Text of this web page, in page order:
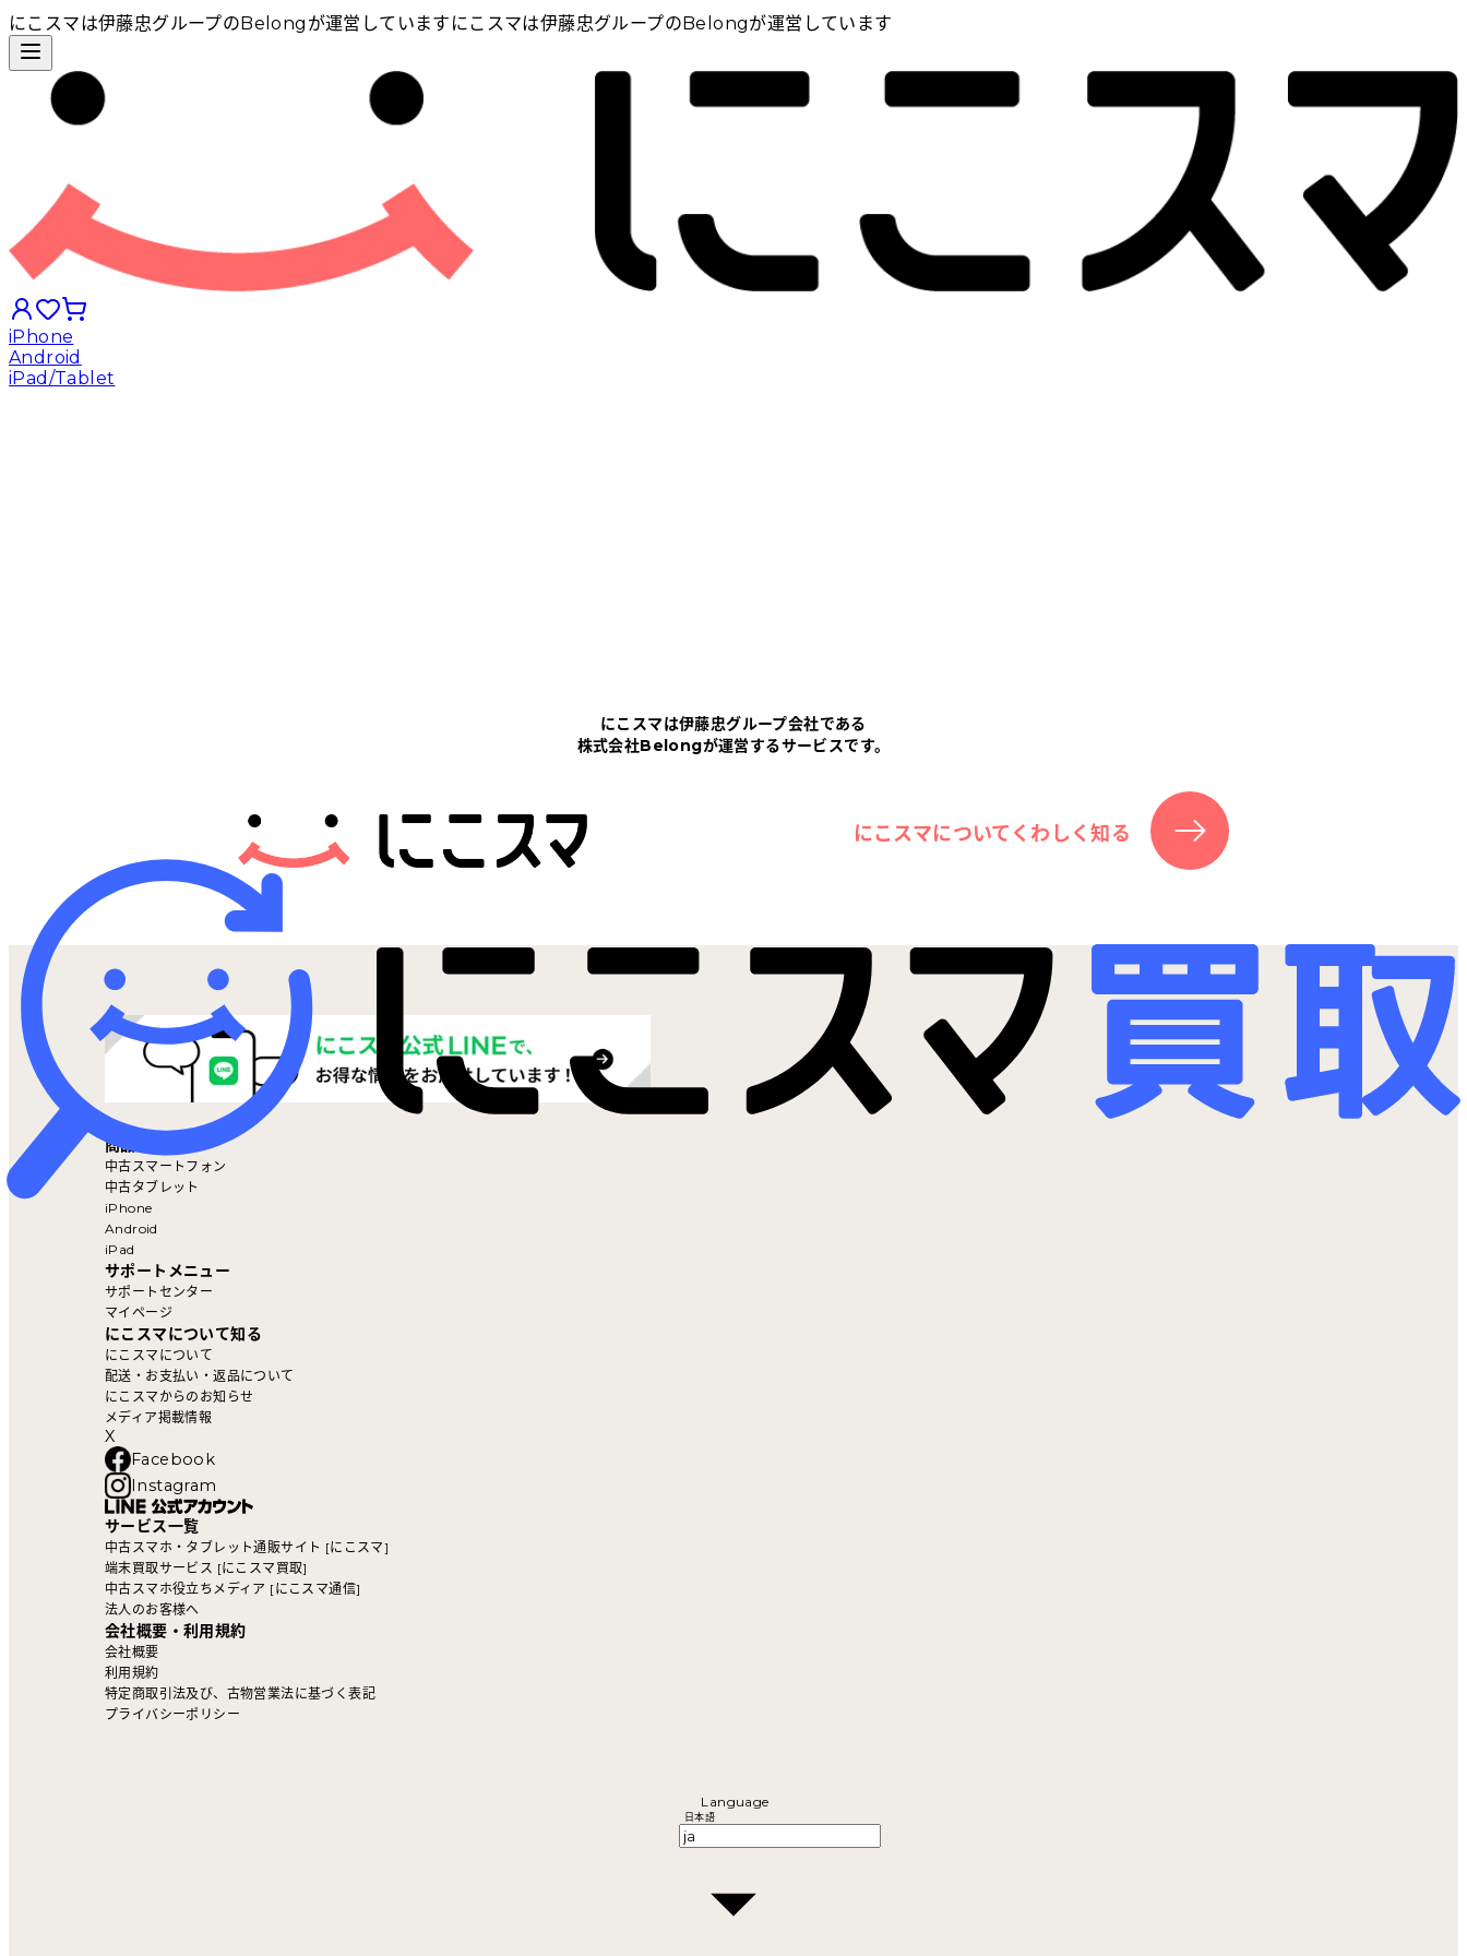
にこスマは伊藤忠グループのBelongが運営しています にこスマは伊藤忠グループのBelongが運営しています
iPhone
Android
iPad/Tablet
ニュース
にこスマ通信
マイページ
にこスマは伊藤忠グループ会社である
株式会社Belongが運営するサービスです。
にこスマについてくわしく知る
商品を探す
中古スマートフォン
中古タブレット
iPhone
Android
iPad
サポートメニュー
サポートセンター
マイページ
にこスマについて知る
にこスマについて
配送・お支払い・返品について
にこスマからのお知らせ
メディア掲載情報
X
Facebook
Instagram
サービス一覧
中古スマホ・タブレット通販サイト [にこスマ]
端末買取サービス [にこスマ買取]
中古スマホ役立ちメディア [にこスマ通信]
法人のお客様へ
会社概要・利用規約
会社概要
利用規約
特定商取引法及び、古物営業法に基づく表記
プライバシーポリシー
Language
日本語